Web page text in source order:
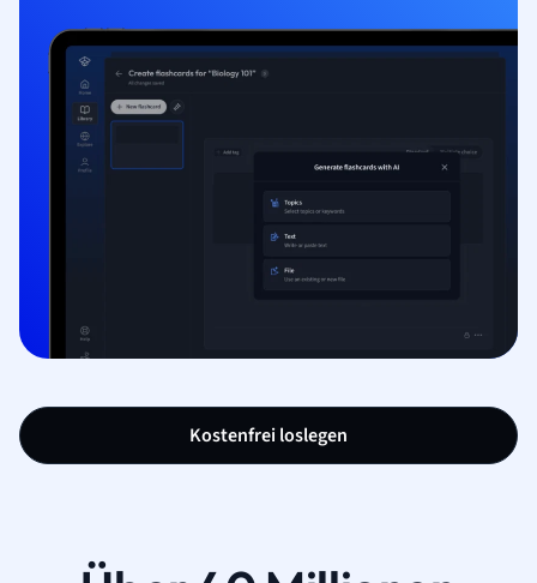
Kostenfrei loslegen